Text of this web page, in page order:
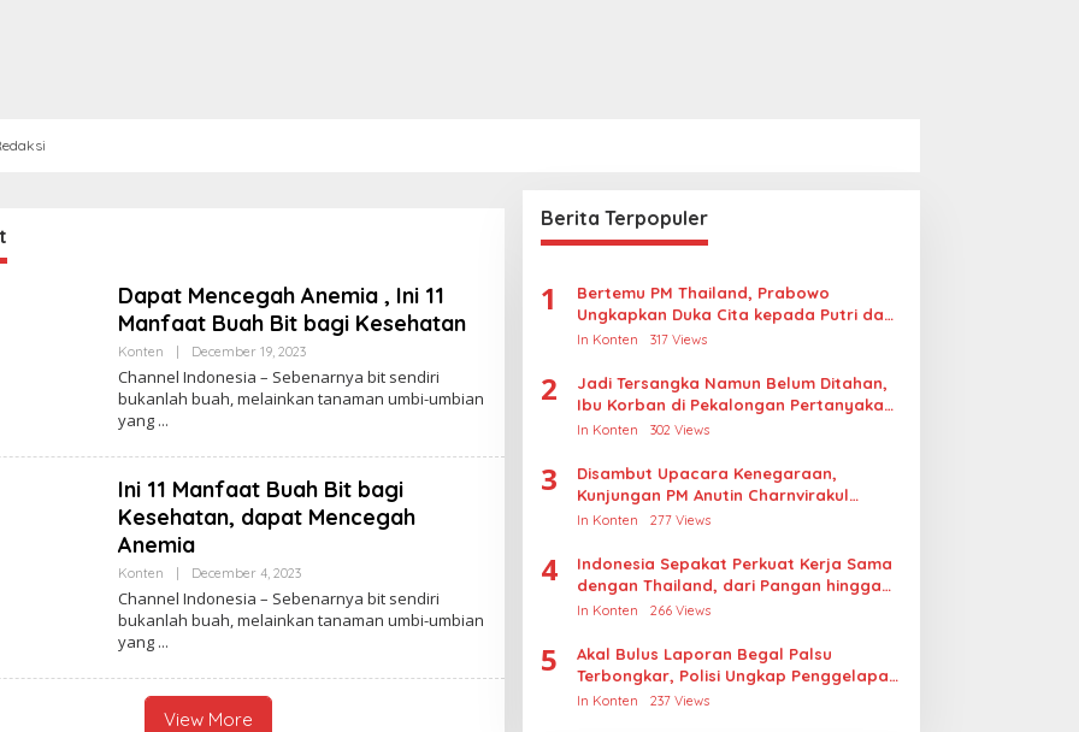
Dapat Mencegah Anemia , Ini 11
Manfaat Buah Bit bagi Kesehatan
Konten December 19, 2023B
P
E
L
S
M
Channel Indonesia – Sebenarnya bit sendiri
bukanlah buah, melainkan tanaman umbi-umbian
yang
Ini 11 Manfaat Buah Bit bagi
Kesehatan, dapat Mencegah
Anemia ‎
Konten December 4, 2023B
P
E
L
Channel Indonesia – Sebenarnya bit sendiri
bukanlah buah, melainkan tanaman umbi-umbian
yang
View More
Berita Terpopuler
1
Bertemu PM Thailand, Prabowo
Ungkapkan Duka Cita kepada Putri dan
Selamat Ulang Tahun ke Raja Thailand
In Konten 317 Views
2
Jadi Tersangka Namun Belum Ditahan,
Ibu Korban di Pekalongan Pertanyakan
Keseriusan Polisi Tangani Kasus
In Konten 302 Views
3
Disambut Upacara Kenegaraan,
Kunjungan PM Anutin Charnvirakul
Perkuat Hubungan Indonesia-Thailand
In Konten 277 Views
4
Indonesia Sepakat Perkuat Kerja Sama
dengan Thailand, dari Pangan hingga
Ekonomi Digital
In Konten 266 Views
5
Akal Bulus Laporan Begal Palsu
Terbongkar, Polisi Ungkap Penggelapan
Uang Perusahaan untuk Crypto
In Konten 237 Views